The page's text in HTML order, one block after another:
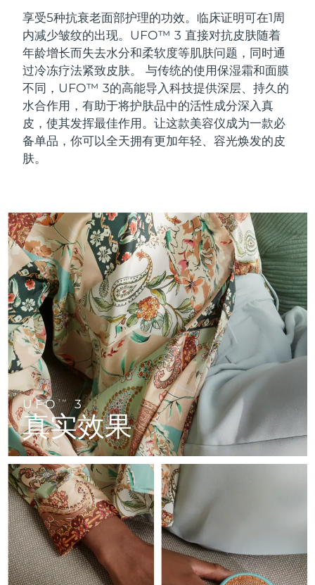
享受5种抗衰老面部护理的功效。临床证明可在1周
内减少皱纹的出现。UFO™ 3 直接对抗皮肤随着
年龄增长而失去水分和柔软度等肌肤问题，同时通
过冷冻疗法紧致皮肤。
与传统的使用保湿霜和面膜
不同，UFO™ 3的高能导入科技提供深层、持久的
水合作用，有助于将护肤品中的活性成分深入真
皮，使其发挥最佳作用。让这款美容仪成为一款必
备单品，你可以全天拥有更加年轻、容光焕发的皮
肤。
UFOTM 3
真实效果
LUNA™ 4 套装
Anti-aging massage
LUNA™ 4 Plus
Massage, LED heating
LUNA™ 4 mini
For young skin, T-zone
LUNA™ 4 go
For travel or gym bag
LUNA™ 护肤
Premium cleansers & balm
LUNA™ 设备
All facial cleansing devices
BEAR™ 2 套装
Microcurrent toning
BEAR™ 2 go
Microcurrent toning on-the-go
面部提拉护理
Premium anti-aging skincare
BEAR™ 设备
All premium facelift devices
补水保湿
UFO™ 3 套装
Deep facial hydration
device
UFO™ 3 mini
Red light therapy device for young skin
UFO™ 3 go
Portable red light therapy
面膜
Rejuvenation & hydration
UFO™ 设备
All deep facial hydration devices
口腔护理
issa™ 4
Hybrid silicone sonic toothbrush
issa™ 4 smile
Hybrid silicone sonic toothbrush
issa™ 4 baby
For ages 0-3
issa™ Teeth Whitening Set
Dual LED + sonic device & 18% PAP gel
ISSA™ 设备
All silicone sonic toothbrushes
FAQ™ 抗老护理
抗老
FAQ™ 101
Clinical anti-aging
FAQ™ 102
Advanced clinical anti-aging
FAQ™ 103
Luxurious clinical anti-aging set
FAQ™ P1 Primer
Manuka honey primer
FAQ™护肤品
All FAQ™ skincare
LED治疗
FAQ™ 201
LED mask
FAQ™ 202
LED mask
FAQ™ 211
Anti-aging neck & décolleté LED mask
FAQ™ 221
Anti-aging LED hand mask
FAQ™护肤品
All FAQ™ skincare
生发
FAQ™ 301
LED hair strengthening scalp massager
FAQ™ Scalp Serum
Scalp recovery probiotic serum
FAQ™护肤品
All FAQ™ skincare
FAQ™产品
All hair treatments
肌肤年轻化
NEW
FAQ™ 501
Full-Spectrum Red Light Therapy
FAQ™ 502
Full-Spectrum Red Light Therapy
FAQ™ Red Light Serum
FAQ™ skincare
All FAQ™ skincare
保健品
NEW
专业治疗
脱毛
PEACH™ 2 Pro Max
Professional IPL hair removal device
身体护理
BEAR™ 2 body
Microcurrent body toning
比利时 预计送达日期 ৮/৮/২৬
百慕大 预计送达日期১৪/৮/২৬
波斯尼亚和黑塞哥维那 预计送达日期১১/৮/২৬
文莱 预计送达日期১৩/৮/২৬
保加利亚 预计送达日期৮/৮/২৬
中国 预计送达日期৮/৮/২৬
哥伦比亚 预计送达日期১২/৮/২৬
克罗地亚 预计送达日期 ৮/৮/২৬
塞浦路斯 预计送达日期 ৯/৮/২৬
捷克 预计送达日期
丹麦 预计送达日期
爱沙尼亚 预计送达日期৮/৮/২৬
芬兰
法国
法属波利尼西亚
德国 预计送达日期৮/৮/২৬